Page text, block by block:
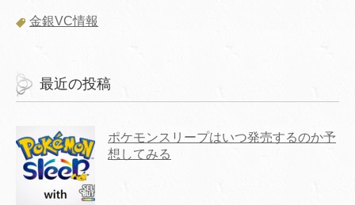
金銀VC情報
最近の投稿
ポケモンスリープはいつ発売するのか予
想してみる